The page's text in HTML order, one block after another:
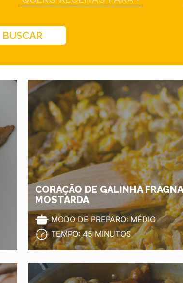
BUSCAR
CORAÇÃO DE GALINHA
MOSTARDA
MODO DE PREPARO: MÉDIO
TEMPO: 45 MINUTOS